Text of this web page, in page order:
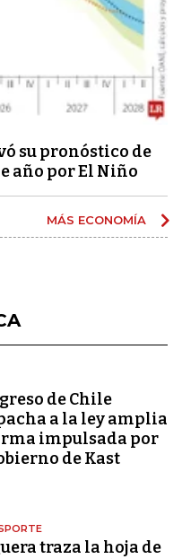
su pronóstico de
año por El Niño
MÁS ECONOMÍA
de Chile
a la ley amplia
impulsada por
de Kast
traza la hoja de